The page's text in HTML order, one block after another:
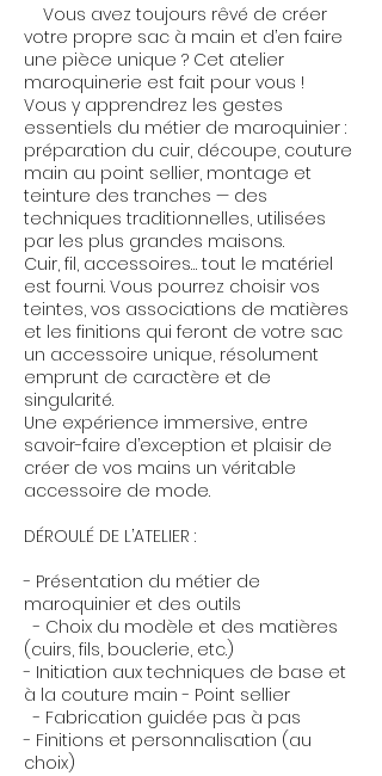
Vous avez toujours rêvé de créer
votre propre sac à main et d’en faire
une pièce unique ? Cet atelier
maroquinerie est fait pour vous !
Vous y apprendrez les gestes
essentiels du métier de maroquinier :
préparation du cuir, découpe, couture
main au point sellier, montage et
teinture des tranches — des
techniques traditionnelles, utilisées
par les plus grandes maisons.
Cuir, fil, accessoires… tout le matériel
est fourni. Vous pourrez choisir vos
teintes, vos associations de matières
et les finitions qui feront de votre sac
un accessoire unique, résolument
emprunt de caractère et de
singularité.
Une expérience immersive, entre
savoir-faire d’exception et plaisir de
créer de vos mains un véritable
accessoire de mode.
DÉROULÉ DE L’ATELIER :
- Présentation du métier de
maroquinier et des outils
- Choix du modèle et des matières
(cuirs, fils, bouclerie, etc.)
- Initiation aux techniques de base et
à la couture main - Point sellier
- Fabrication guidée pas à pas
- Finitions et personnalisation (au
choix)